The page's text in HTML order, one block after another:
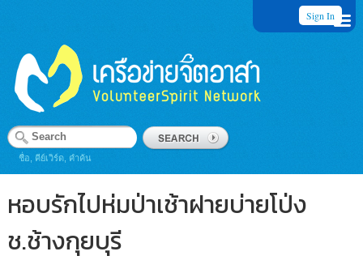
Sign In
ชื่อ, คีย์เวิร์ด, คำค้น
หอบรักไปห่มป่าเช้าฝายบ่ายโป่ง
ช.ช้างกุยบุรี